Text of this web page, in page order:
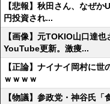
【悲報】秋田さん、なぜ
円投資され...
【画像】元TOKIO山口達
YouTube更新。激痩...
【正論】ナイナイ岡村に
ｗｗｗｗ
【物議】参政党・神谷氏